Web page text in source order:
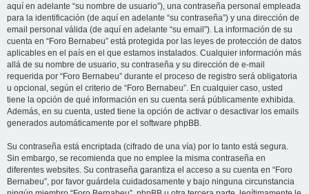
aquí en adelante “su nombre de usuario”), una contraseña personal empleada
para la identificación (de aquí en adelante “su contraseña”) y una dirección de
email personal válida (de aquí en adelante “su email”). La información de su
cuenta en “Foro Bernabeu” está protegida por las leyes de protección de datos
aplicables en el país en el que estamos instalados. Cualquier información más
allá de su nombre de usuario, su contraseña y su dirección de e-mail
requerida por “Foro Bernabeu” durante el proceso de registro será obligatoria
u opcional, según el criterio de “Foro Bernabeu”. En cualquier caso, usted
tiene la opción de qué información en su cuenta será públicamente exhibida.
Además, en su cuenta, usted tiene la opción de activar o desactivar los emails
generados automáticamente por el software phpBB.
Su contraseña está encriptada (cifrado de una vía) por lo tanto está segura.
Sin embargo, se recomienda que no emplee la misma contraseña en
diferentes websites. Su contraseña garantiza el acceso a su cuenta en “Foro
Bernabeu”, por favor guárdela cuidadosamente y bajo ninguna circunstancia